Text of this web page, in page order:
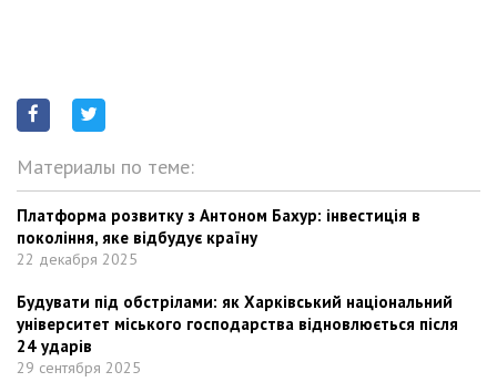
Материалы по теме:
Платформа розвитку з Антоном Бахур: інвестиція в
покоління, яке відбудує країну
22 декабря 2025
Будувати під обстрілами: як Харківський національний
університет міського господарства відновлюється після
24 ударів
29 сентября 2025